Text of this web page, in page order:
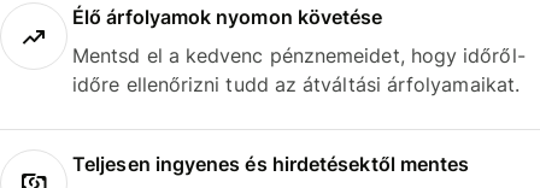
Élő árfolyamok nyomon követése
Mentsd el a kedvenc pénznemeidet, hogy időről-
időre ellenőrizni tudd az átváltási árfolyamaikat.
Teljesen ingyenes és hirdetésektől mentes